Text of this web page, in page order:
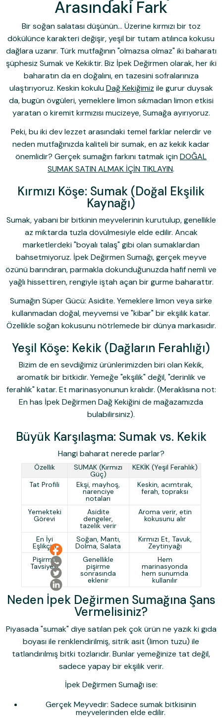
Arasındaki Fark
Bir soğan salatası düşünün... Üzerine kırmızı bir toz
dökülünce karakteri değişir, yeşil bir tutam atılınca kokusu
dağlara uzanır. Türk mutfağının "olmazsa olmaz" iki baharatı
şüphesiz Sumakve Kekiktir. Biz İpek Değirmen olarak, her iki
baharatın da en doğalını, en tazesini sofralarınıza
ulaştırıyoruz. Keskin kokuluDağ Kekiğimiz ile gurur duysak
da, bugün övgüleri, yemeklere limon sıkmadan limon etkisi
yaratan o kiremit kırmızısı mucizeye,Sumağaayırıyoruz.
Peki, bu iki dev lezzet arasındaki temel farklar nelerdir ve
neden mutfağınızda kaliteli bir sumak, en az kekik kadar
önemlidir? Gerçek sumağın farkını tatmak içinDOĞAL
SUMAK SATIN ALMAK İÇİN TIKLAYIN.
Kırmızı Köşe: Sumak (Doğal Ekşilik
Kaynağı)
Sumak, yabani bir bitkinin meyvelerinin kurutulup, genellikle
az miktarda tuzla dövülmesiyle elde edilir. Ancak
marketlerdeki "boyalı talaş" gibi olan sumaklardan
bahsetmiyoruz. İpek Değirmen Sumağı, gerçek meyve
özünü barındıran, parmakla dokunduğunuzda hafif nemli ve
yağlı hissettiren, rengiyle iştah açan bir gurme baharattır.
Sumağın Süper Gücü: Asidite. Yemeklere limon veya sirke
kullanmadan doğal, meyvemsi ve "kibar" bir ekşilik katar.
Özellikle soğan kokusunu nötrlemede bir dünya markasıdır.
Yeşil Köşe: Kekik (Dağların Ferahlığı)
Bizim de en sevdiğimiz ürünlerimizden biri olan Kekik,
aromatik bir bitkidir. Yemeğe "ekşilik" değil, "derinlik ve
ferahlık" katar. Et marinasyonunun kralıdır. (Meraklısına not:
En has İpek Değirmen Dağ Kekiğini de mağazamızda
bulabilirsiniz).
Büyük Karşılaşma: Sumak vs. Kekik
Hangi baharat nerede parlar?
Özellik SUMAK (Kırmızı
Güç)
KEKİK (Yeşil Ferahlık)
Tat Profili
Ekşi, mayhoş,
narenciye
notaları
Keskin, acımtırak,
ferah, topraksı
Yemekteki
Görevi
Asidite
dengeler,
tazelik verir
Aroma verir, etin
kokusunu alır
En İyi
Eşlikçisi
Soğan, Mantı,
Dolma, Salata
Kırmızı Et, Tavuk,
Zeytinyağı
Pişirme
Tavsiyesi
Genellikle
pişirme
sonrasında
eklenir
Hem
marinasyonda
hem sunumda
kullanılır
Neden İpek Değirmen Sumağına Şans
Vermelisiniz?
Piyasada "sumak" diye satılan pek çok ürün ne yazık ki gıda
boyası ile renklendirilmiş, sitrik asit (limon tuzu) ile
tatlandırılmış bitki tozlarıdır. Bunlar yemeğinize tat değil,
sadece yapay bir ekşilik verir.
İpek Değirmen Sumağıise:
Gerçek Meyvedir: Sadece sumak bitkisinin
meyvelerinden elde edilir.